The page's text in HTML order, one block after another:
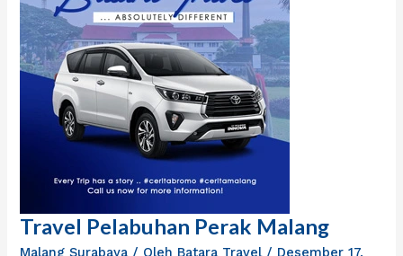
Travel Pelabuhan Perak Malang
Malang Surabaya / Oleh Batara Travel / Desember 17,
Travel
Pelabuhan